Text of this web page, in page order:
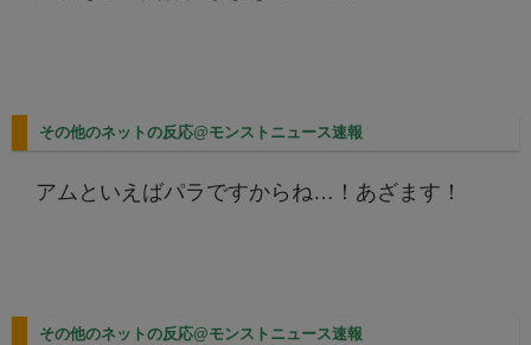
その他のネットの反応@モンストニュース速報
アムといえばパラですからね…！あざます！
その他のネットの反応@モンストニュース速報